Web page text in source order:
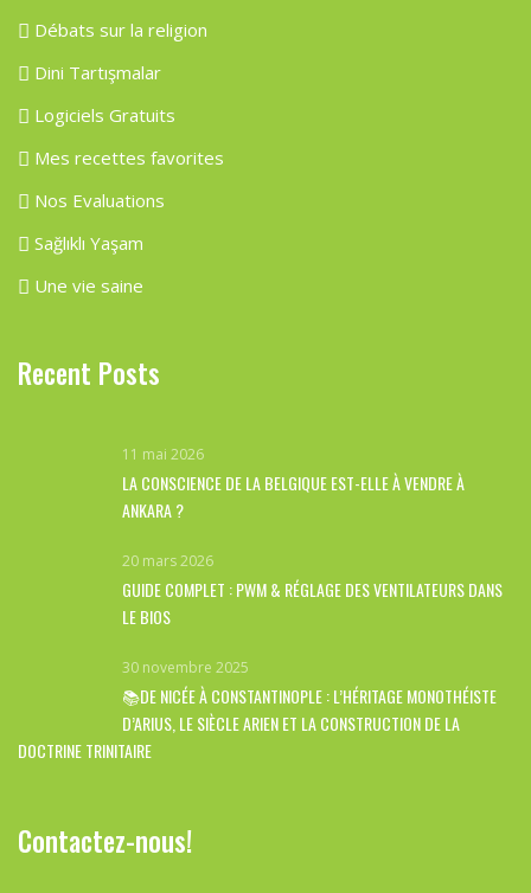
Débats sur la religion
Dini Tartışmalar
Logiciels Gratuits
Mes recettes favorites
Nos Evaluations
Sağlıklı Yaşam
Une vie saine
Recent Posts
11 mai 2026
LA CONSCIENCE DE LA BELGIQUE EST-ELLE À VENDRE À
ANKARA ?
20 mars 2026
GUIDE COMPLET : PWM & RÉGLAGE DES VENTILATEURS DANS
LE BIOS
30 novembre 2025
📚DE NICÉE À CONSTANTINOPLE : L’HÉRITAGE MONOTHÉISTE
D’ARIUS, LE SIÈCLE ARIEN ET LA CONSTRUCTION DE LA
DOCTRINE TRINITAIRE
Contactez-nous!